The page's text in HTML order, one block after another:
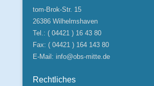
tom-Brok-Str. 15
26386 Wilhelmshaven
Tel.: ( 04421 ) 16 43 80
Fax: ( 04421 ) 164 143 80
E-Mail: info@obs-mitte.de
Rechtliches